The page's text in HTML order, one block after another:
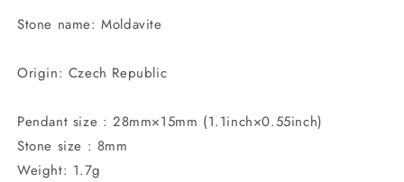
Stone name: Moldavite
Origin: Czech Republic
Pendant size : 28mm×15mm (1.1inch×0.55inch)
Stone size : 8mm
Weight: 1.7g